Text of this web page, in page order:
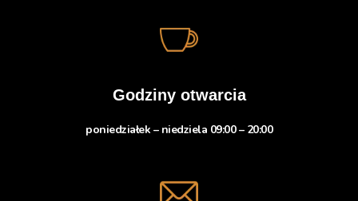
Godziny otwarcia
poniedziałek – niedziela 09:00 – 20:00